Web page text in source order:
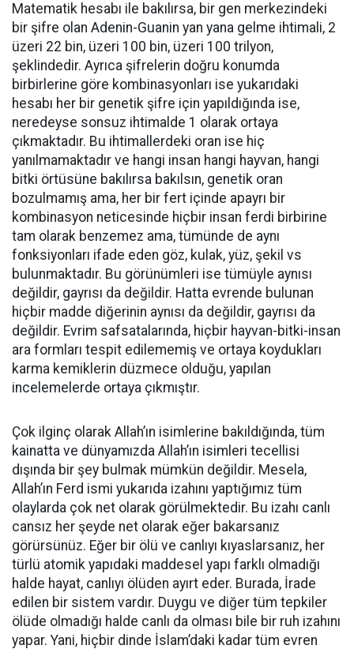
Matematik hesabı ile bakılırsa, bir gen merkezindeki
bir şifre olan Adenin-Guanin yan yana gelme ihtimali, 2
üzeri 22 bin, üzeri 100 bin, üzeri 100 trilyon,
şeklindedir. Ayrıca şifrelerin doğru konumda
birbirlerine göre kombinasyonları ise yukarıdaki
hesabı her bir genetik şifre için yapıldığında ise,
neredeyse sonsuz ihtimalde 1 olarak ortaya
çıkmaktadır. Bu ihtimallerdeki oran ise hiç
yanılmamaktadır ve hangi insan hangi hayvan, hangi
bitki örtüsüne bakılırsa bakılsın, genetik oran
bozulmamış ama, her bir fert içinde apayrı bir
kombinasyon neticesinde hiçbir insan ferdi birbirine
tam olarak benzemez ama, tümünde de aynı
fonksiyonları ifade eden göz, kulak, yüz, şekil vs
bulunmaktadır. Bu görünümleri ise tümüyle aynısı
değildir, gayrısı da değildir. Hatta evrende bulunan
hiçbir madde diğerinin aynısı da değildir, gayrısı da
değildir. Evrim safsatalarında, hiçbir hayvan-bitki-insan
ara formları tespit edilememiş ve ortaya koydukları
karma kemiklerin düzmece olduğu, yapılan
incelemelerde ortaya çıkmıştır.
Çok ilginç olarak Allah’ın isimlerine bakıldığında, tüm
kainatta ve dünyamızda Allah’ın isimleri tecellisi
dışında bir şey bulmak mümkün değildir. Mesela,
Allah’ın Ferd ismi yukarıda izahını yaptığımız tüm
olaylarda çok net olarak görülmektedir. Bu izahı canlı
cansız her şeyde net olarak eğer bakarsanız
görürsünüz. Eğer bir ölü ve canlıyı kıyaslarsanız, her
türlü atomik yapıdaki maddesel yapı farklı olmadığı
halde hayat, canlıyı ölüden ayırt eder. Burada, İrade
edilen bir sistem vardır. Duygu ve diğer tüm tepkiler
ölüde olmadığı halde canlı da olması bile bir ruh izahını
yapar. Yani, hiçbir dinde İslam’daki kadar tüm evren